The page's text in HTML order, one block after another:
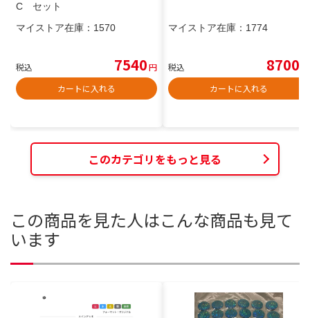
C セット
マイストア在庫： 1570
税込 7540円
カートに入れる
マイストア在庫： 1774
税込 8700
カートに入れる
このカテゴリをもっと見る
この商品を見た人はこんな商品も見て
います